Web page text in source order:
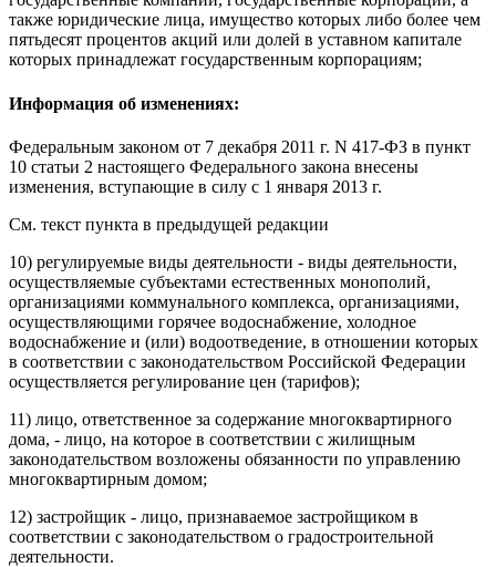
также юридические лица, имущество которых либо более чем
пятьдесят процентов акций или долей в уставном капитале
которых принадлежат государственным корпорациям;
Информация об изменениях:
Федеральным законом от 7 декабря 2011 г. N 417-ФЗ в пункт
10 статьи 2 настоящего Федерального закона внесены
изменения, вступающие в силу с 1 января 2013 г.
См. текст пункта в предыдущей редакции
10) регулируемые виды деятельности - виды деятельности,
осуществляемые субъектами естественных монополий,
организациями коммунального комплекса, организациями,
осуществляющими горячее водоснабжение, холодное
водоснабжение и (или) водоотведение, в отношении которых
в соответствии с законодательством Российской Федерации
осуществляется регулирование цен (тарифов);
11) лицо, ответственное за содержание многоквартирного
дома, - лицо, на которое в соответствии с жилищным
законодательством возложены обязанности по управлению
многоквартирным домом;
12) застройщик - лицо, признаваемое застройщиком в
соответствии с законодательством о градостроительной
деятельности.